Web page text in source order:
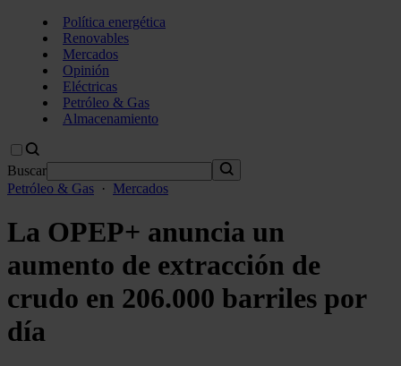
Política energética
Renovables
Mercados
Opinión
Eléctricas
Petróleo & Gas
Almacenamiento
Buscar
Petróleo & Gas · Mercados
La OPEP+ anuncia un
aumento de extracción de
crudo en 206.000 barriles por
día